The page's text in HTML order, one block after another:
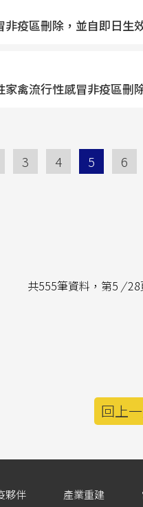
疫區刪除，並自即日生
禽流行性感冒非疫區刪
3 4 5 6
共555筆資料，第5 /
回上
夥伴
產業重建